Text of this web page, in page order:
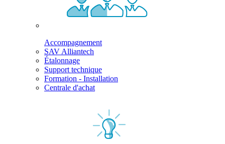
Accompagnement
SAV Alliantech
Étalonnage
Support technique
Formation - Installation
Centrale d'achat